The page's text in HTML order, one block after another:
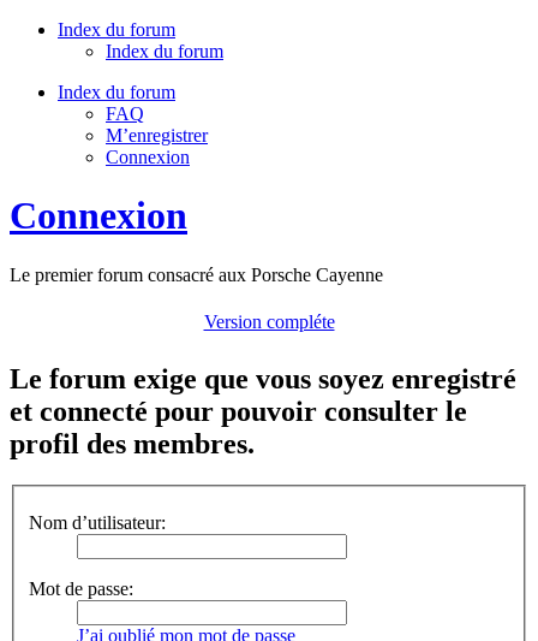
Index du forum
Index du forum
Index du forum
FAQ
M’enregistrer
Connexion
Connexion
Le premier forum consacré aux Porsche Cayenne
Version compléte
Le forum exige que vous soyez enregistré
et connecté pour pouvoir consulter le
profil des membres.
Nom d’utilisateur:
Mot de passe:
J’ai oublié mon mot de passe